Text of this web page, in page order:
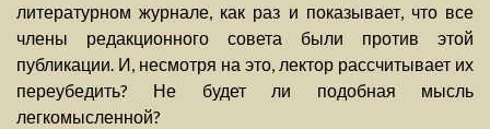
литературном журнале, как раз и показывает, что все
члены редакционного совета были против этой
публикации. И, несмотря на это, лектор рассчитывает их
переубедить? Не будет ли подобная мысль
легкомысленной?